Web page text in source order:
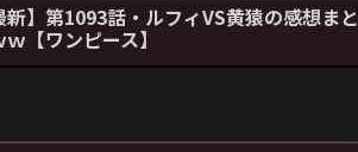
新】第1093話・ルフィVS黄猿の感想まと
【ワンピース】